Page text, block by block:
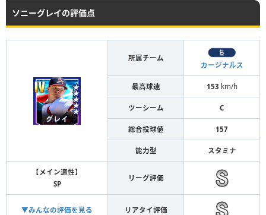
ソニーグレイの評価点
所属チーム
カージナルス
最高球速 153 km/h
ツーシーム C
総合投球値 157
能力型 スタミナ
【メイン適性】
SP
リーグ評価
▼みんなの評価を見る リアタイ評価